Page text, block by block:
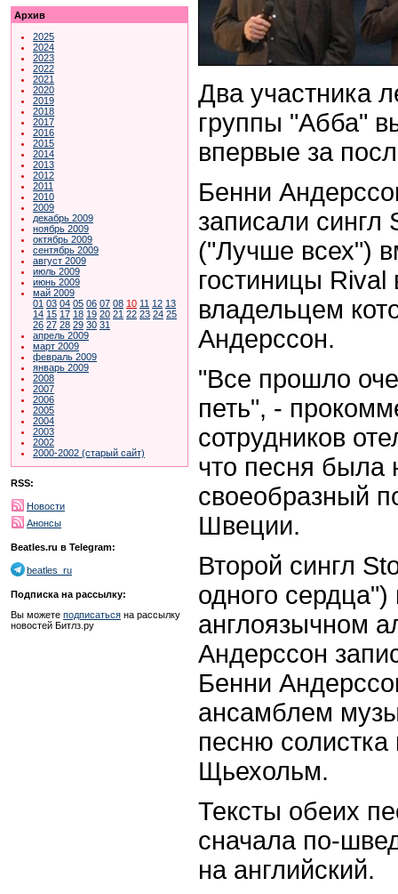
Архив
2025
2024
2023
2022
2021
2020
2019
2018
2017
2016
2015
2014
2013
2012
2011
2010
2009
декабрь 2009
ноябрь 2009
октябрь 2009
сентябрь 2009
август 2009
июль 2009
июнь 2009
май 2009
01 03 04 05 06 07 08 10 11 12 13
14 15 17 18 19 20 21 22 23 24 25
26 27 28 29 30 31
апрель 2009
март 2009
февраль 2009
январь 2009
2008
2007
2006
2005
2004
2003
2002
2000-2002 (старый сайт)
RSS:
Новости
Анонсы
Beatles.ru в Telegram:
beatles_ru
Подписка на рассылку:
Вы можете подписаться на рассылку
новостей Битлз.ру
Два участника
группы "Абба"
впервые за
Бенни
записали сингл
("Лучше всех")
гостиницы Rival
владельцем
Андерссон.
"Все прошло
петь", -
сотрудников
что песня была
своеобразный
Швеции.
Второй сингл
одного
англоязычном
Андерссон
Бенни
ансамблем
песню
Щьехольм.
Тексты обеих
сначала по-
на английский.